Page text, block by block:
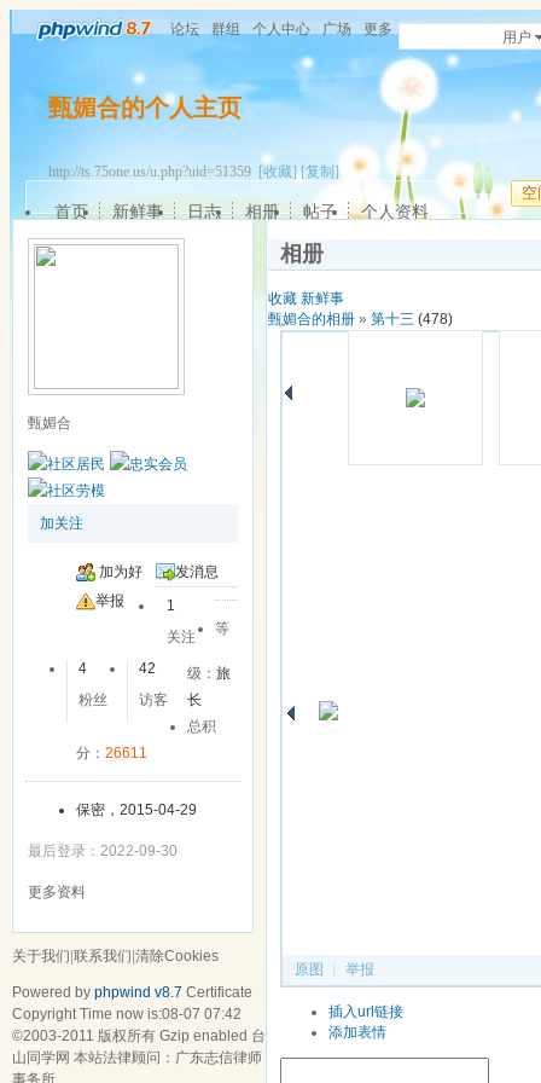
论坛 群组 个人中心 广场 更多 用户
甄媚合的个人主页
http://ts.75one.us/u.php?uid=51359 [收藏] [复制]
空
首页 新鲜事 日志 相册 帖子 个人资料
甄媚合
加关注
加为好
友
发消息
举报
1
关注
4
粉丝
42
访客
等
级：旅
长
总积
分： 26611
保密，2015-04-29
最后登录：2022-09-30
更多资料
相册
收藏 新鲜事
甄媚合的相册 » 第十三 (478)
原图 ┊ 举报
浏览(60)
插入url链接
添加表情
关于我们 联系我们 清除Cookies
Powered by phpwind v8.7 Certificate
Copyright Time now is:08-07 07:42
©2003-2011 版权所有 Gzip enabled 台
山同学网 本站法律顾问：广东志信律师
事务所